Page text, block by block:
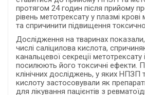
протягом 24 годин після прийому
рівень метотрексату у плазмі
та спричинити підвищення
Дослідження на тваринах
числі саліцилова кислота,
канальцевої секреції метотрексату
посилюють його токсичні ефекти.
клінічних досліджень, у яких НПЗП
кислоту застосовували як
для лікування пацієнтів з